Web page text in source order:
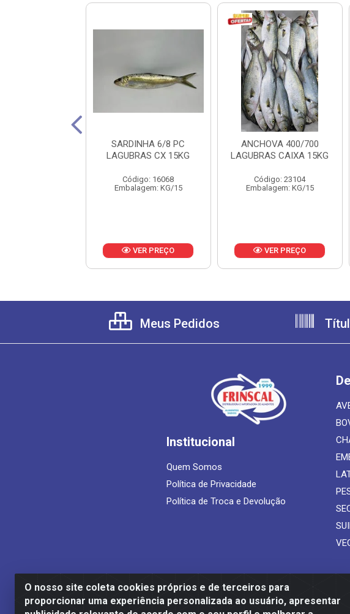
SARDINHA 6/8 PC
LAGUBRAS CX 15KG
Código: 16068
Embalagem: KG/15
VER PREÇO
ANCHOVA 400/700
LAGUBRAS CAIXA 15KG
Código: 23104
Embalagem: KG/15
VER PREÇO
O nosso site coleta cookies próprios e de terceiros para
proporcionar uma experiência personalizada ao usuário, apresentar
Meus Pedidos
Institucional
Quem Somos
Política de Privacidade
Política de Troca e Devolução
Frinscal - Distribuidora e Importadora de Alimentos LTDA -